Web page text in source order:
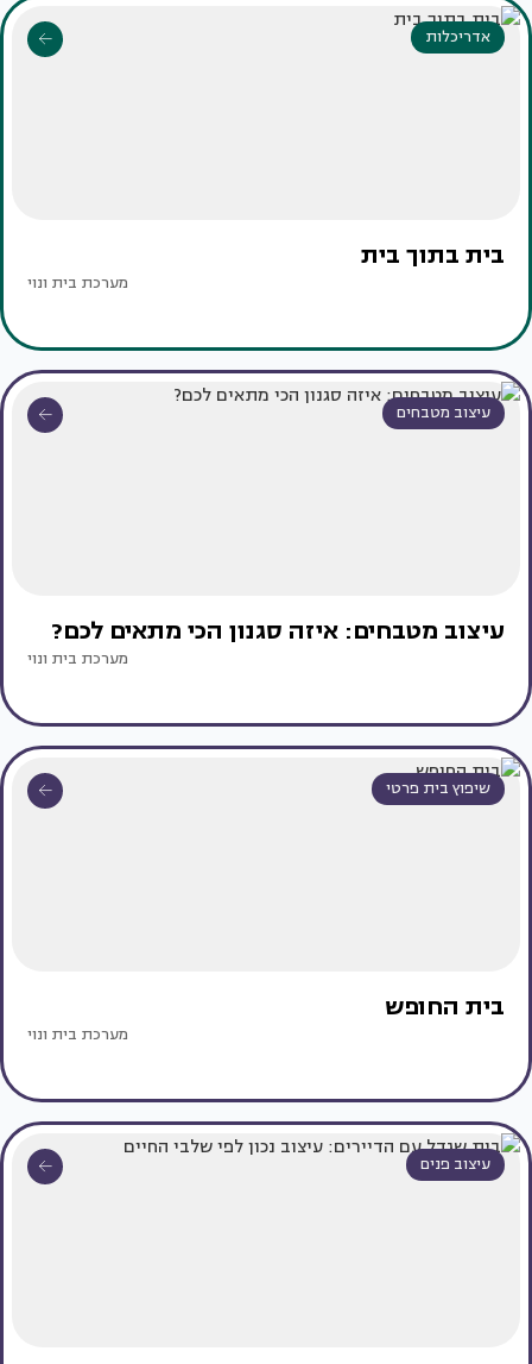
אדריכלות
בית בתוך בית
מערכת בית ונוי
עיצוב מטבחים
עיצוב מטבחים: איזה סגנון הכי מתאים לכם?
מערכת בית ונוי
שיפוץ בית פרטי
בית החופש
מערכת בית ונוי
עיצוב פנים